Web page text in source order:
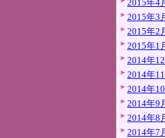
2015年4
2015年3
2015年2
2015年1
2014年
2014年
2014年
2014年9
2014年8
2014年7